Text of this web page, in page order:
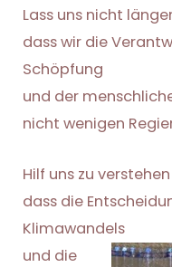
Lass uns nicht
dass wir die
Schöpfung
und der
nicht wenigen
Hilf uns zu
dass die
Klimawandels
und die